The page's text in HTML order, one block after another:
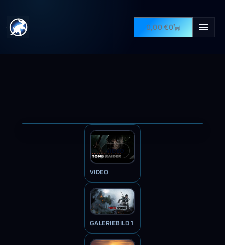
0,00€0
VIDEO
VIDEO
GALERIEBILD 1